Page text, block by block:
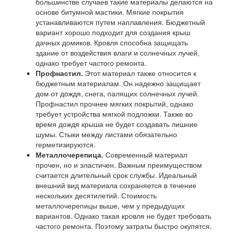
основе битумной мастики. Мягкие покрытия
устанавливаются путем наплавления. Бюджетный
вариант хорошо подходит для создания крыш
дачных домиков. Кровля способна защищать
здание от воздействия влаги и солнечных лучей,
однако требует частого ремонта.
Профнастил. Этот материал также относится к
бюджетным материалам. Он надежно защищает
дом от дождя, снега, палящих солнечных лучей.
Профнастил прочнее мягких покрытий, однако
требует устройства мягкой подложки. Также во
время дождя крыша не будет создавать лишние
шумы. Стыки между листами обязательно
герметизируются.
Металлочерепица. Современный материал
прочен, но и эластичен. Важным преимуществом
считается длительный срок службы. Идеальный
внешний вид материала сохраняется в течение
нескольких десятилетий. Стоимость
металлочерепицы выше, чем у предыдущих
вариантов. Однако такая кровля не будет требовать
частого ремонта. Поэтому затраты быстро окупятся.